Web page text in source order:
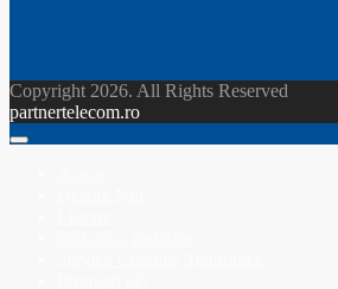
Copyright 2026. All Rights Reserved
partnertelecom.ro